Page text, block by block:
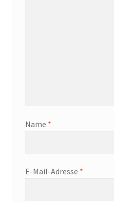
Name *
E-Mail-Adresse *